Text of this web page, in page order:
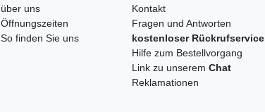
über uns
Öffnungszeiten
So finden Sie uns
Kontakt
Fragen und Antworten
kostenloser Rückrufservice
Hilfe zum Bestellvorgang
Link zu unserem Chat
Reklamationen